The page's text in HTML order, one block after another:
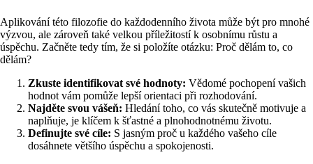
Aplikování této filozofie do každodenního života může být pro mnohé
výzvou, ale zároveň také velkou příležitostí k osobnímu růstu a
úspěchu. Začněte tedy tím, že si položíte otázku: Proč dělám to, co
dělám?
Zkuste identifikovat své hodnoty: Vědomé pochopení vašich
hodnot vám pomůže lepší orientaci při rozhodování.
Najděte svou vášeň: Hledání toho, co vás skutečně motivuje a
naplňuje, je klíčem k šťastné a plnohodnotnému životu.
Definujte své cíle: S jasným proč u každého vašeho cíle
dosáhnete většího úspěchu a spokojenosti.